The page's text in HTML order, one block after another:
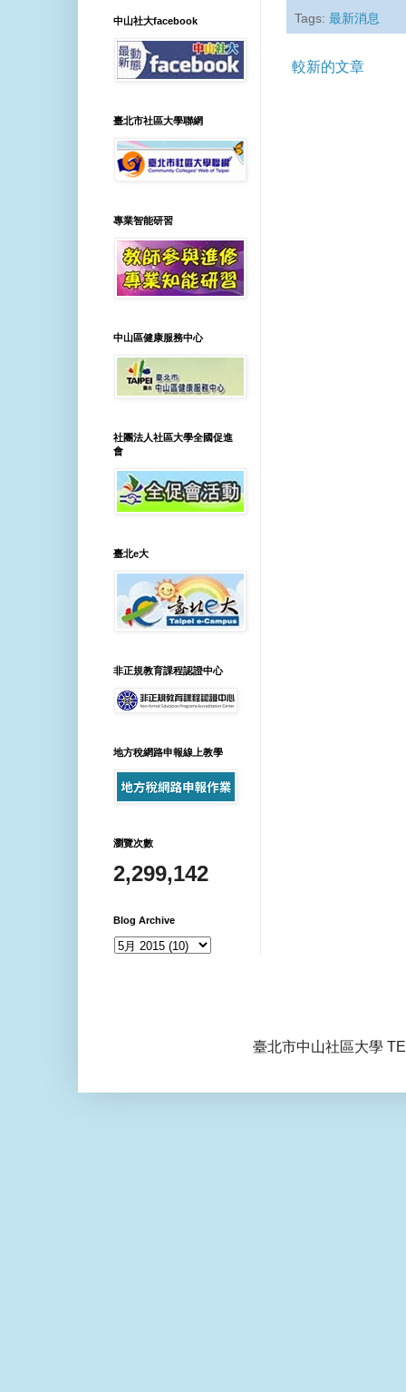
Tags:最新消息
較新的文章
中山社大facebook
臺北市社區大學聯網
專業智能研習
中山區健康服務中心
社團法人社區大學全國促進
會
臺北e大
非正規教育課程認證中心
地方稅網路申報線上教學
瀏覽次數
2,299,142
Blog Archive
臺北市中山社區大學